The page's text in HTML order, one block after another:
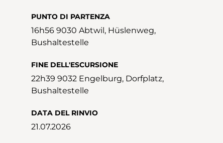
PUNTO DI PARTENZA
16h56 9030 Abtwil, Hüslenweg,
Bushaltestelle
FINE DELL'ESCURSIONE
22h39 9032 Engelburg, Dorfplatz,
Bushaltestelle
DATA DEL RINVIO
21.07.2026